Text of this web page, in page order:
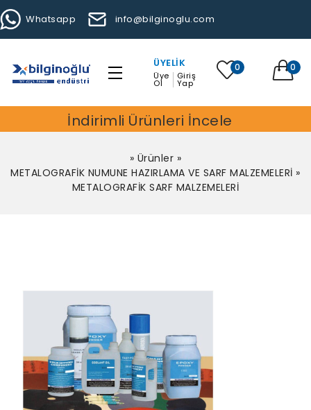
Whatsapp info@bilginoglu.com
ÜYELIK
Üye
Ol
Giriş
Yap
0 0
İndirimli Ürünleri İncele
» Ürünler »
METALOGRAFİK NUMUNE HAZIRLAMA VE SARF MALZEMELERİ »
METALOGRAFİK SARF MALZEMELERİ